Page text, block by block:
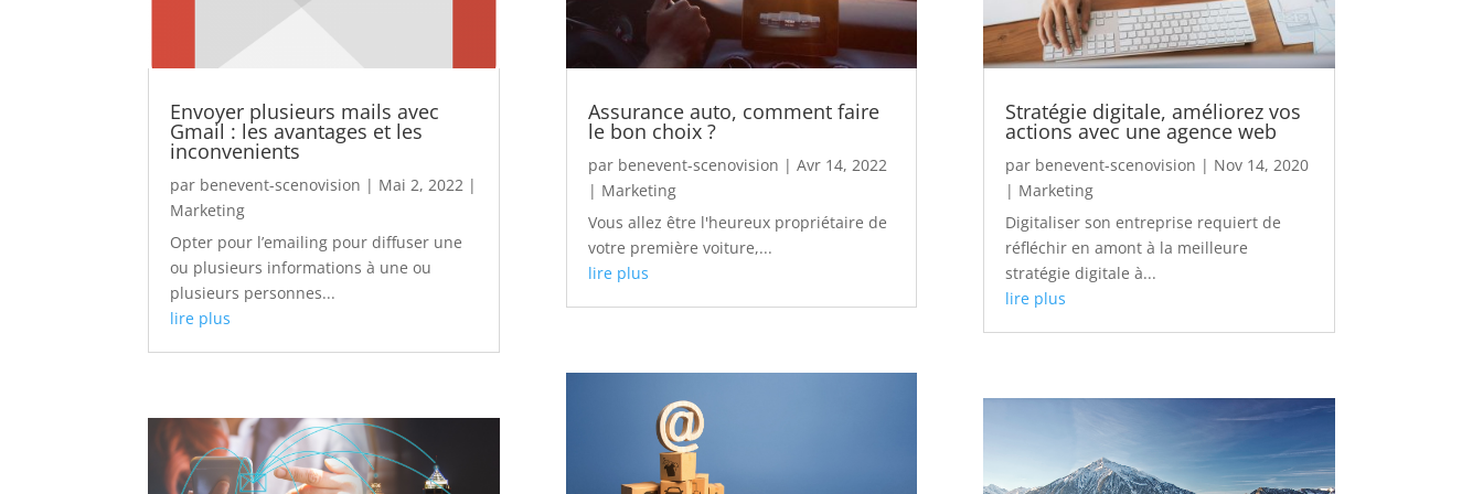
Envoyer plusieurs mails avec
Gmail : les avantages et les
inconvenients
par benevent-scenovision | Mai 2, 2022 |
Marketing
Opter pour l’emailing pour diffuser une
ou plusieurs informations à une ou
plusieurs personnes...
lire plus
Assurance auto, comment faire
le bon choix ?
par benevent-scenovision | Avr 14, 2022
| Marketing
Vous allez être l'heureux propriétaire de
votre première voiture,...
lire plus
Stratégie digitale, améliorez vos
actions avec une agence web
par benevent-scenovision | Nov 14, 2020
| Marketing
Digitaliser son entreprise requiert de
réfléchir en amont à la meilleure
stratégie digitale à...
lire plus